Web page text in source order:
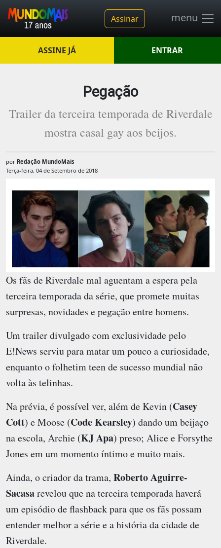
Assinar menu
ASSINE JÁ ENTRAR
Pegação
Trailer da terceira temporada de Riverdale
mostra casal gay aos beijos.
por Redação MundoMais
Terça-feira, 04 de Setembro de 2018
Os fãs de Riverdale mal aguentam a espera pela
terceira temporada da série, que promete muitas
surpresas, novidades e pegação entre homens.
Um trailer divulgado com exclusividade pelo
E!News serviu para matar um pouco a curiosidade,
enquanto o folhetim teen de sucesso mundial não
volta às telinhas.
Na prévia, é possível ver, além de Kevin (Casey
Cott) e Moose (Code Kearsley) dando um beijaço
na escola, Archie (KJ Apa) preso; Alice e Forsythe
Jones em um momento íntimo e muito mais.
Ainda, o criador da trama, Roberto Aguirre-
Sacasarevelou que na terceira temporada haverá
um episódio de flashback para que os fãs possam
entender melhor a série e a história da cidade de
Riverdale.